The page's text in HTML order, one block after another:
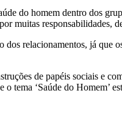
do homem dentro dos
muitas responsabilidades,
relacionamentos, já
de papéis sociais e
tema ‘Saúde do Homem’